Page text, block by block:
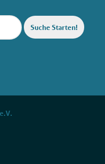
Suche Starten!